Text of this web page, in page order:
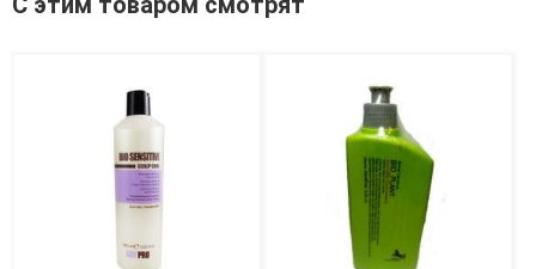
Средства для депиляции
Мужчинам
Для бороды и усов
Наборы косметики для мужчин
Уход для лица